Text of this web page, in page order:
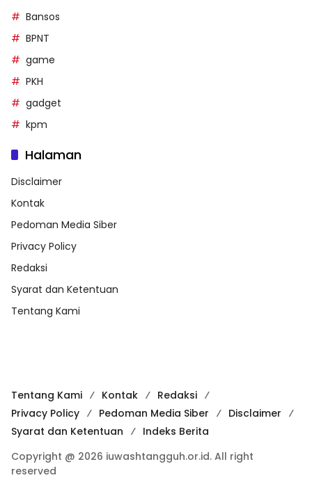
Bansos
BPNT
game
PKH
gadget
kpm
Halaman
Disclaimer
Kontak
Pedoman Media Siber
Privacy Policy
Redaksi
Syarat dan Ketentuan
Tentang Kami
Tentang Kami Kontak
Redaksi
Privacy Policy
Pedoman Media Siber
Disclaimer
Syarat dan Ketentuan
Indeks Berita
Copyright @ 2026 iuwashtangguh.or.id. All right
reserved